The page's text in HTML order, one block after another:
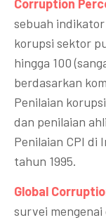
Corruption
sebuah
korupsi sektor
hingga 100
berdasarkan
Penilaian
dan penilaian
Penilaian CPI di
tahun 1995.
Global
survei